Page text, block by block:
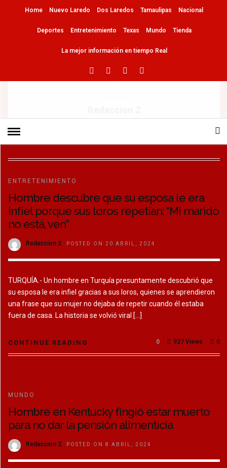
Home Nuevo Laredo Dos Laredos Tamaulipas Nacional
Deportes Entretenimiento Texas Mundo Tienda
La mejor información en tiempo Real
ENTRETENIMIENTO
Hombre descubre que su esposa le era
infiel porque sus loros repetían: “Mi marido
no está, ven”
Redaccion 2 POSTED ON 20 ABRIL, 2024
TURQUÍA.- Un hombre en Turquía presuntamente descubrió que
su esposa le era infiel gracias a sus loros, quienes se aprendieron
una frase que su mujer no dejaba de repetir cuando él estaba
fuera de casa. La historia se volvió viral […]
CONTINUE READING 0
927 Views
0
MUNDO
Hombre en Kentucky fingió estar muerto
para no dar la pensión alimenticia
Redaccion 2 POSTED ON 8 ABRIL, 2024